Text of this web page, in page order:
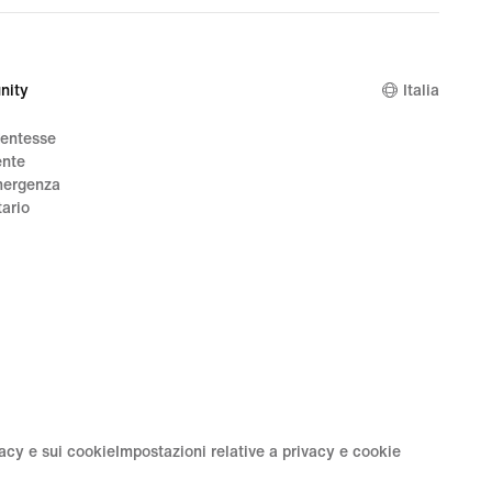
price
Italia
e sui cookie Impostazioni relative a privacy e cookie